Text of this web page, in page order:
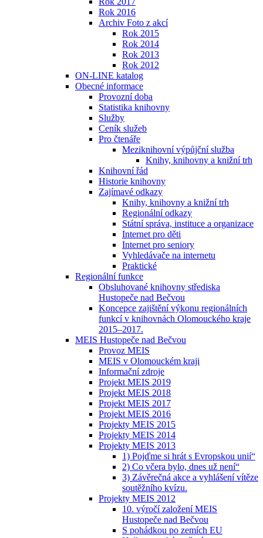
Rok 2016
Archiv Foto z akcí
Rok 2015
Rok 2014
Rok 2013
Rok 2012
ON-LINE katalog
Obecné informace
Provozní doba
Statistika knihovny
Služby
Ceník služeb
Pro čtenáře
Meziknihovní výpůjční služba
Knihy, knihovny a knižní trh
Knihovní řád
Historie knihovny
Zajímavé odkazy
Knihy, knihovny a knižní trh
Regionální odkazy
Státní správa, instituce a organizace
Internet pro děti
Internet pro seniory
Vyhledávače na internetu
Praktické
Regionální funkce
Obsluhované knihovny střediska
Hustopeče nad Bečvou
Koncepce zajištění výkonu regionálních
funkcí v knihovnách Olomouckého kraje
2015–2017.
MEIS Hustopeče nad Bečvou
Provoz MEIS
MEIS v Olomouckém kraji
Informační zdroje
Projekt MEIS 2019
Projekt MEIS 2018
Projekt MEIS 2017
Projekt MEIS 2016
Projekty MEIS 2015
Projekty MEIS 2014
Projekty MEIS 2013
1) Pojďme si hrát s Evropskou unií“
2) Co včera bylo, dnes už není“
3) Závěrečná akce a vyhlášení vítěze
soutěžního kvízu.
Projekty MEIS 2012
10. výročí založení MEIS
Hustopeče nad Bečvou
S pohádkou po zemích EU